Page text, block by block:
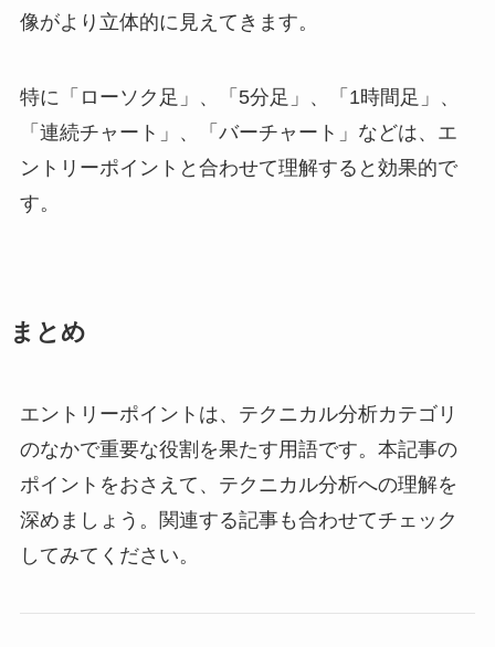
像がより立体的に見えてきます。
特に「ローソク足」、「5分足」、「1時間足」、
「連続チャート」、「バーチャート」などは、エ
ントリーポイントと合わせて理解すると効果的で
す。
まとめ
エントリーポイントは、テクニカル分析カテゴリ
のなかで重要な役割を果たす用語です。本記事の
ポイントをおさえて、テクニカル分析への理解を
深めましょう。関連する記事も合わせてチェック
してみてください。